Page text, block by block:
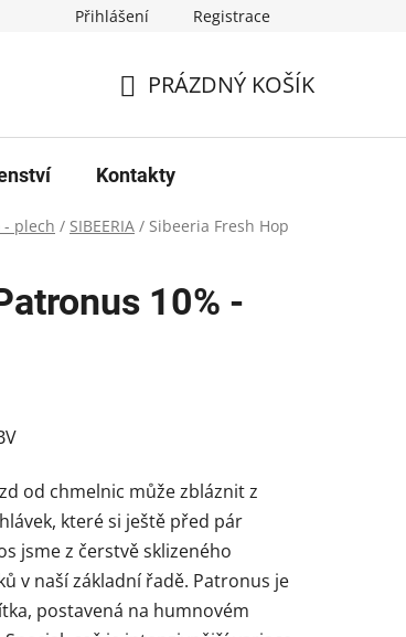
Přihlášení Registrace
KOŠÍK
PRÁZDNÝ KOŠÍK
Kontakty
plech / SIBEERIA / Sibeeria Fresh Hop
10% -
od chmelnic může zbláznit z
které si ještě před pár
jsme z čerstvě sklizeného
v naší základní řadě. Patronus je
postavená na humnovém